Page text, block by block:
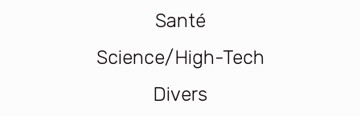
Santé
Science/High-Tech
Divers